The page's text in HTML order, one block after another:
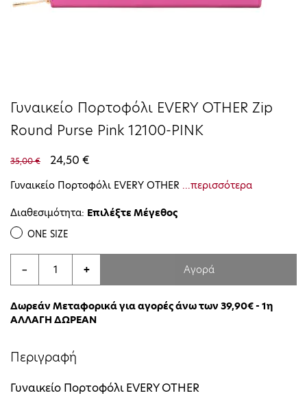
Γυναικείο Πορτοφόλι EVERY OTHER Zip
Round Purse Pink 12100-PINK
35,00 € 24,50 €
Γυναικείο Πορτοφόλι EVERY OTHER ...περισσότερα
Διαθεσιμότητα: Επιλέξτε Μέγεθος
ONE SIZE
− + Αγορά
Δωρεάν Μεταφορικά για αγορές άνω των 39,90€ - 1η
ΑΛΛΑΓΗ ΔΩΡΕΑΝ
Περιγραφή
Γυναικείο Πορτοφόλι EVERY OTHER